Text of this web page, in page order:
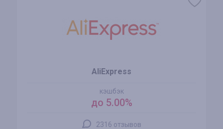
AliExpress
кэшбэк
до 5.00%
2316 отзывов